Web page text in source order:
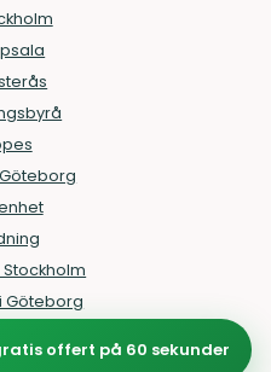
offert på 60 sekunder
Göteborg